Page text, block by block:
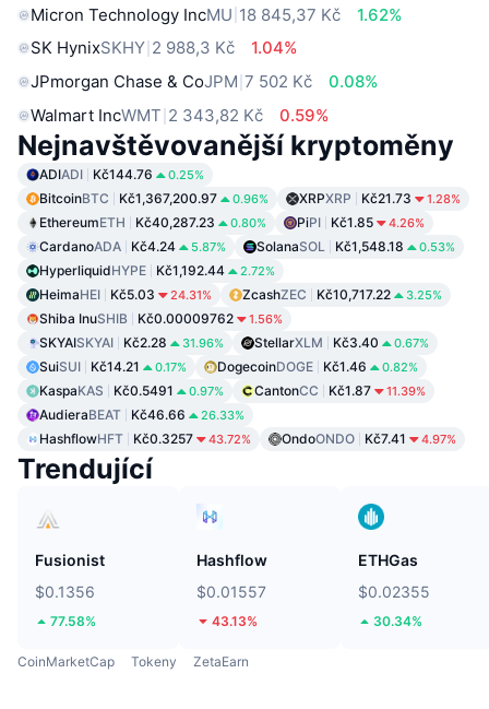
Micron Technology IncMU 18 845,37 Kč
1.62%
SK HynixSKHY 2 988,3 Kč
1.04%
JPmorgan Chase & CoJPM 7 502 Kč
0.08%
Walmart IncWMT 2 343,82 Kč 0.59%
Nejnavštěvovanější kryptoměny
ADIADI Kč144.76 0.25%
BitcoinBTC Kč1,367,200.97 0.96% XRPXRP Kč21.73 1.28%
EthereumETH Kč40,287.23 0.80% PiPI Kč1.85 4.26%
CardanoADA Kč4.24 5.87% SolanaSOL Kč1,548.18 0.53%
HyperliquidHYPE Kč1,192.44 2.72%
HeimaHEI Kč5.03 24.31% ZcashZEC Kč10,717.22 3.25%
Shiba InuSHIB Kč0.00009762 1.56%
SKYAISKYAI Kč2.28 31.96% StellarXLM Kč3.40 0.67%
SuiSUI Kč14.21 0.17% DogecoinDOGE Kč1.46 0.82%
KaspaKAS Kč0.5491 0.97% CantonCC Kč1.87 11.39%
AudieraBEAT Kč46.66 26.33%
HashflowHFT Kč0.3257 43.72% OndoONDO Kč7.41 4.97%
Trendující
Fusionist
$0.1356
77.58%
Hashflow
$0.01557
43.13%
ETHGas
$0.02355
30.34%
CoinMarketCap Tokeny ZetaEarn